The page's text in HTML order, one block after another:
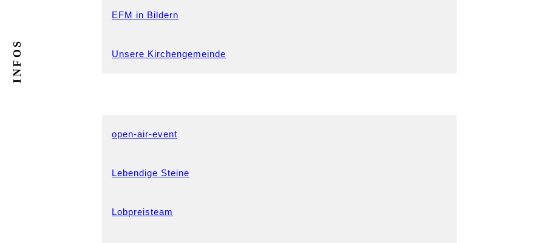
EFM in Bildern
Unsere Kirchengemeinde
open-air-event
Lebendige Steine
Lobpreisteam
INFOS